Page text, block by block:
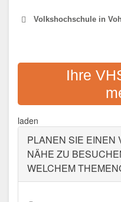
Volkshochschule in
Ihre
laden
PLANEN SIE EINEN
NÄHE ZU
WELCHEM